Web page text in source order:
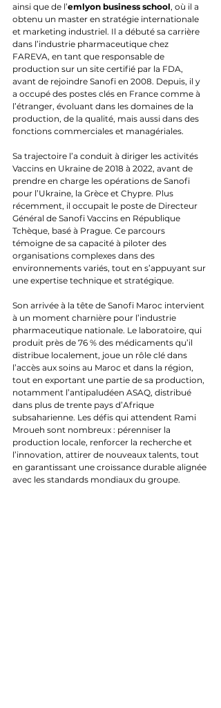
ainsi que de l’emlyon business school, où il a
obtenu un master en stratégie internationale
et marketing industriel. Il a débuté sa carrière
dans l’industrie pharmaceutique chez
FAREVA, en tant que responsable de
production sur un site certifié par la FDA,
avant de rejoindre Sanofi en 2008. Depuis, il y
a occupé des postes clés en France comme à
l’étranger, évoluant dans les domaines de la
production, de la qualité, mais aussi dans des
fonctions commerciales et managériales.
Sa trajectoire l’a conduit à diriger les activités
Vaccins en Ukraine de 2018 à 2022, avant de
prendre en charge les opérations de Sanofi
pour l’Ukraine, la Grèce et Chypre. Plus
récemment, il occupait le poste de Directeur
Général de Sanofi Vaccins en République
Tchèque, basé à Prague. Ce parcours
témoigne de sa capacité à piloter des
organisations complexes dans des
environnements variés, tout en s’appuyant sur
une expertise technique et stratégique.
Son arrivée à la tête de Sanofi Maroc intervient
à un moment charnière pour l’industrie
pharmaceutique nationale. Le laboratoire, qui
produit près de 76 % des médicaments qu’il
distribue localement, joue un rôle clé dans
l’accès aux soins au Maroc et dans la région,
tout en exportant une partie de sa production,
notamment l’antipaludéen ASAQ, distribué
dans plus de trente pays d’Afrique
subsaharienne. Les défis qui attendent Rami
Mroueh sont nombreux : pérenniser la
production locale, renforcer la recherche et
l’innovation, attirer de nouveaux talents, tout
en garantissant une croissance durable alignée
avec les standards mondiaux du groupe.